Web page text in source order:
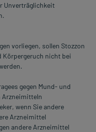
Unverträglichkeit
vorliegen, sollen Stozzon
Körpergeruch nicht bei
gegen Mund- und
Arzneimitteln
wenn Sie andere
Arzneimittel
andere Arzneimittel